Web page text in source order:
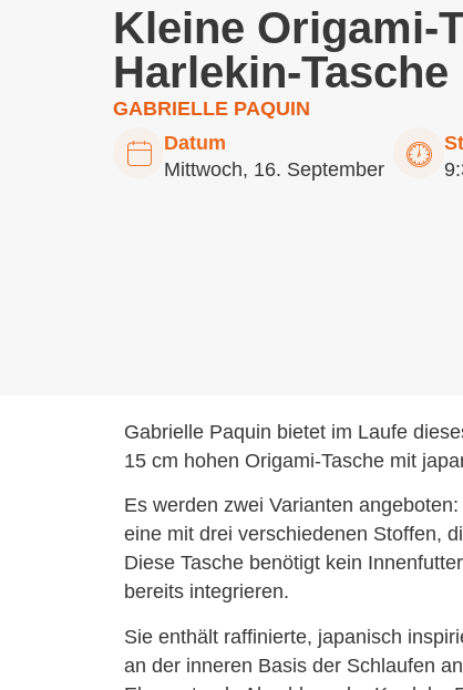
Kleine Origami-
Harlekin-Tasche
GABRIELLE PAQUIN
Datum
Mittwoch, 16. September
Gabrielle Paquin bietet im Laufe
15 cm hohen Origami-Tasche mit
Es werden zwei Varianten
eine mit drei verschiedenen Stoffen,
Diese Tasche benötigt kein
bereits integrieren.
Sie enthält raffinierte, japanisch
an der inneren Basis der Schlaufen